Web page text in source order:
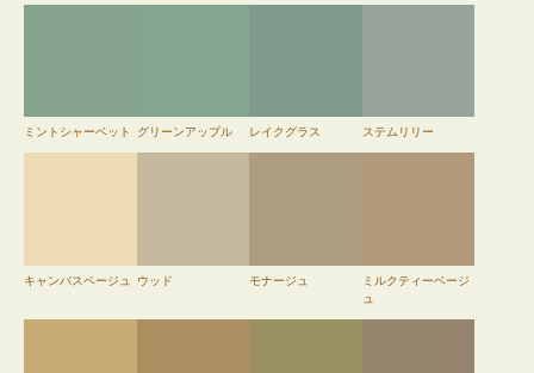
ミントシャーベット グリーンアップル レイクグラス ステムリリー
キャンバスベージュ ウッド モナージュ
ミルクティーベージ
ュ